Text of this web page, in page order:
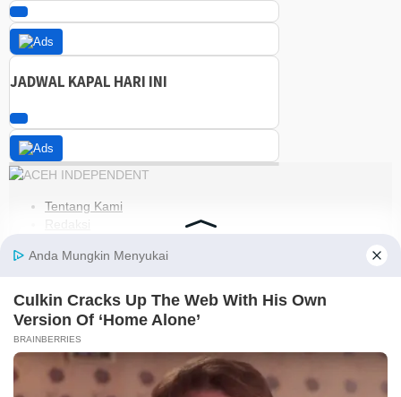
JADWAL KAPAL HARI INI
Tentang Kami
Redaksi
Pedoman Media Siber
Kebijakan Privasi
Jaringan Social
Facebook
Instagram